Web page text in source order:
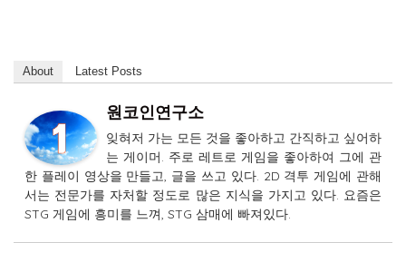
About Latest Posts
원코인연구소
잊혀저 가는 모든 것을 좋아하고 간직하고 싶어하
는 게이머. 주로 레트로 게임을 좋아하여 그에 관
한 플레이 영상을 만들고, 글을 쓰고 있다. 2D 격투 게임에 관해
서는 전문가를 자처할 정도로 많은 지식을 가지고 있다. 요즘은
STG 게임에 흥미를 느껴, STG 삼매에 빠져있다.